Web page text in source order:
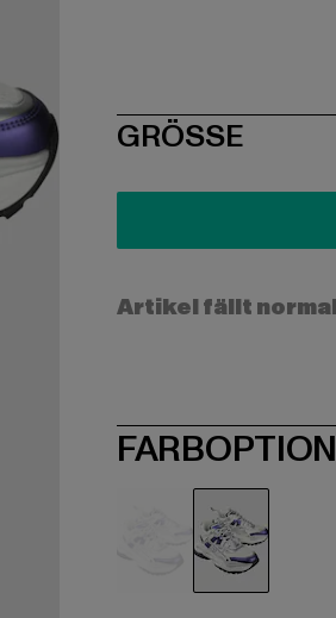
SIZE
GRÖSSE
Artikel fällt